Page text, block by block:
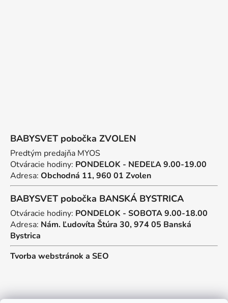
BABYSVET pobočka ZVOLEN
Predtým predajňa MYOS
Otváracie hodiny: PONDELOK - NEDEĽA 9.00-19.00
Adresa: Obchodná 11, 960 01 Zvolen
BABYSVET pobočka BANSKÁ BYSTRICA
Otváracie hodiny: PONDELOK - SOBOTA 9.00-18.00
Adresa: Nám. Ľudovíta Štúra 30, 974 05 Banská
Bystrica
Tvorba webstránok a SEO